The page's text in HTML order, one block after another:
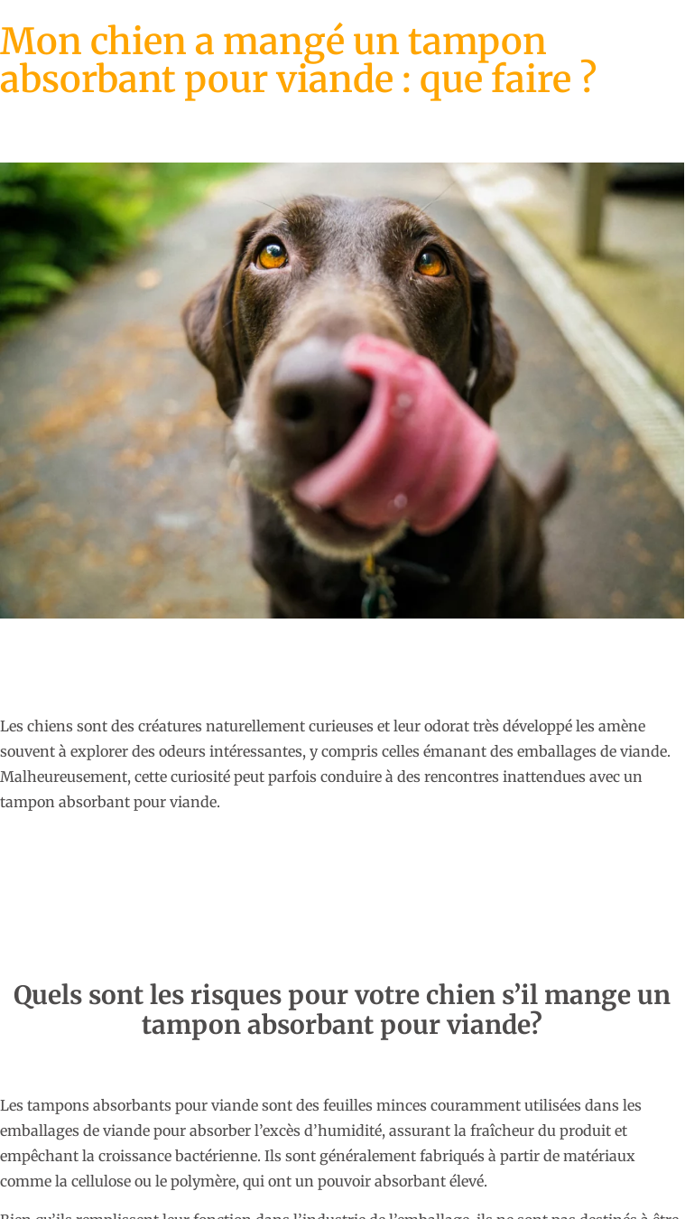
Mon chien a mangé un tampon
absorbant pour viande : que faire ?
Les chiens sont des créatures naturellement curieuses et leur odorat très développé les amène
souvent à explorer des odeurs intéressantes, y compris celles émanant des emballages de viande.
Malheureusement, cette curiosité peut parfois conduire à des rencontres inattendues avec un
tampon absorbant pour viande.
Quels sont les risques pour votre chien s’il mange un
tampon absorbant pour viande?
Les tampons absorbants pour viande sont des feuilles minces couramment utilisées dans les
emballages de viande pour absorber l’excès d’humidité, assurant la fraîcheur du produit et
empêchant la croissance bactérienne. Ils sont généralement fabriqués à partir de matériaux
comme la cellulose ou le polymère, qui ont un pouvoir absorbant élevé.